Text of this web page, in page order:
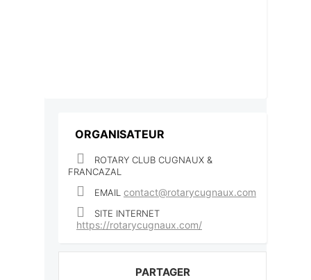
ORGANISATEUR
ROTARY CLUB CUGNAUX &
FRANCAZAL
EMAIL contact@rotarycugnaux.com
SITE INTERNET
https://rotarycugnaux.com/
PARTAGER